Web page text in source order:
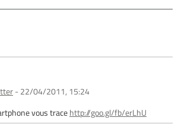
- 22/04/2011, 15:24
vous tracehttp://goo.gl/fb/erLhU